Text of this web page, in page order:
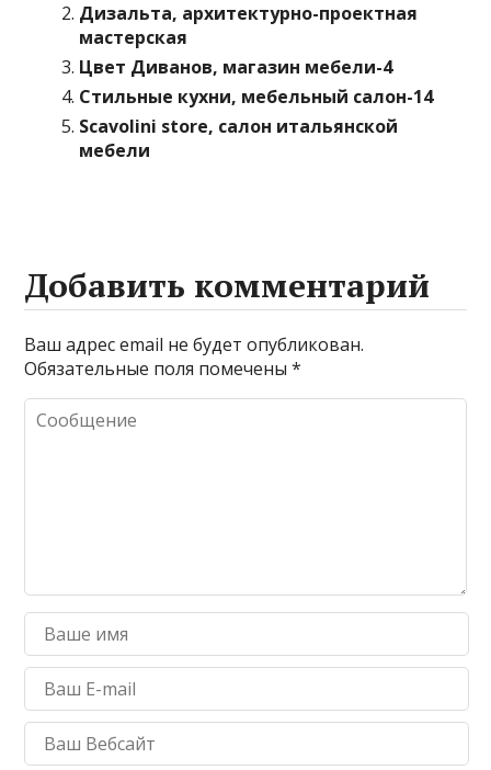
Дизальта, архитектурно-проектная
мастерская
Цвет Диванов, магазин мебели-4
Стильные кухни, мебельный салон-14
Scavolini store, салон итальянской
мебели
Добавить комментарий
Ваш адрес email не будет опубликован.
Обязательные поля помечены*